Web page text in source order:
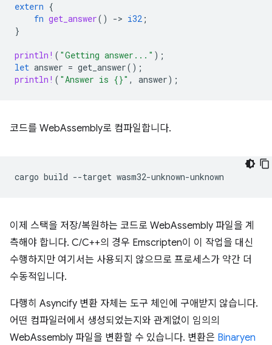
extern {
fn get_answer() -> i32 ;
}
println! ( "Getting answer..." );
let answer = get_answer();
println! ( "Answer is {}" , answer);
코드를 WebAssembly로 컴파일합니다.
cargo build --target
이제 스택을 저장/복원하는 코드로 WebAssembly 파일을 계
측해야 합니다. C/C++의 경우 Emscripten이 이 작업을 대신
수행하지만 여기서는 사용되지 않으므로 프로세스가 약간 더
수동적입니다.
다행히 Asyncify 변환 자체는 도구 체인에 구애받지 않습니다.
어떤 컴파일러에서 생성되었는지와 관계없이 임의의
WebAssembly 파일을 변환할 수 있습니다. 변환은 Binaryen